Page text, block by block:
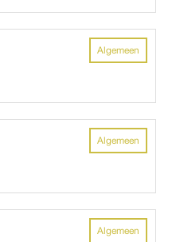
Algemeen
Algemeen
Algemeen